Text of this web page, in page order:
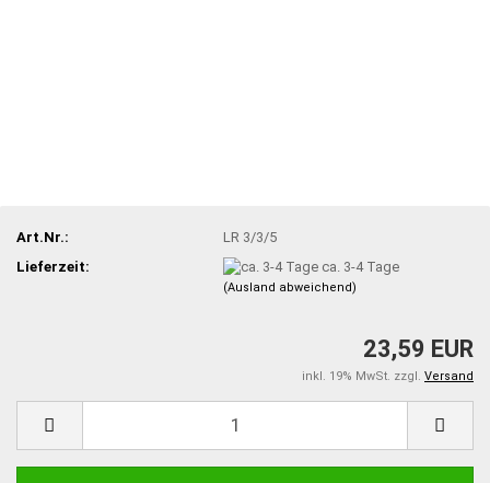
Art.Nr.:
LR 3/3/5
Lieferzeit:
ca. 3-4 Tage
(Ausland abweichend)
23,59 EUR
inkl. 19% MwSt. zzgl. Versand